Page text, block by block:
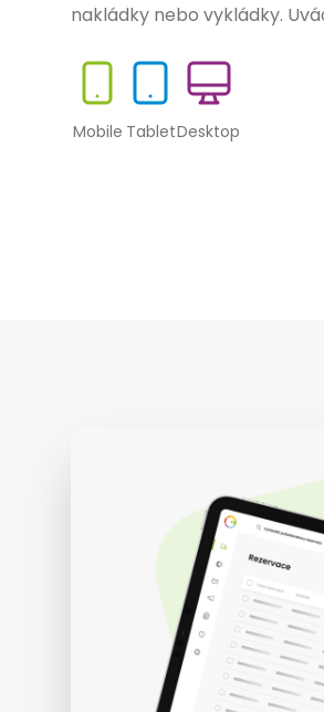
nakládky nebo vykládky.
Mobile TabletDesktop